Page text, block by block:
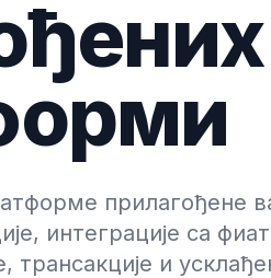
прилагођене
интеграције са
трансакције и